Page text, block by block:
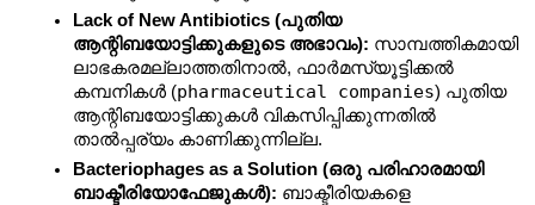
Lack of New Antibiotics (പുതിയ
ആന്റിബയോട്ടിക്കുകളുടെ അഭാവം): സാമ്പത്തികമായി
ലാഭകരമല്ലാത്തതിനാൽ, ഫാർമസ്യൂട്ടിക്കൽ
കമ്പനികൾ (pharmaceutical companies) പുതിയ
ആന്റിബയോട്ടിക്കുകൾ വികസിപ്പിക്കുന്നതിൽ
താൽപ്പര്യം കാണിക്കുന്നില്ല.
Bacteriophages as a Solution (ഒരു പരിഹാരമായി
ബാക്ടീരിയോഫേജുകൾ): ബാക്ടീരിയകളെ